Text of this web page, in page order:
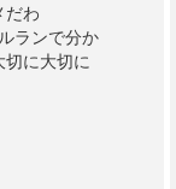
だわ
ランで分か
に大切に